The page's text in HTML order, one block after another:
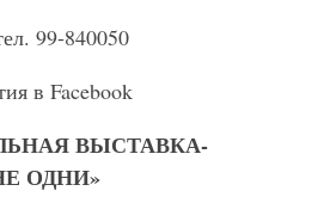
99-840050
в Facebook
ВЫСТАВКА-
ОДНИ»